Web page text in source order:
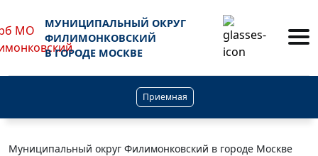
МУНИЦИПАЛЬНЫЙ ОКРУГ
ФИЛИМОНКОВСКИЙ
В ГОРОДЕ МОСКВЕ
Приемная
Муниципальный округ Филимонковский в городе Москве